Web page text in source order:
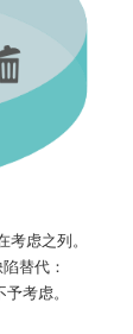
考虑之列。
替代：
考虑。